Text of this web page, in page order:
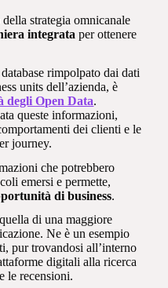
strategia omnicanale
integrata per ottenere
rimpolpato dai dati
units dell’azienda, è
degli Open Data.
queste informazioni,
dei clienti e le
journey.
che potrebbero
emersi e permette,
di business.
di una maggiore
Ne è un esempio
pur trovandosi all’interno
digitali alla ricerca
le recensioni.